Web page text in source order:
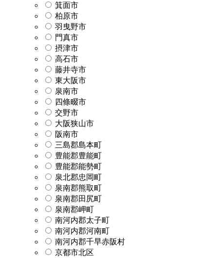
箕面市
柏原市
羽曳野市
門真市
摂津市
高石市
藤井寺市
東大阪市
泉南市
四條畷市
交野市
大阪狭山市
阪南市
三島郡島本町
豊能郡豊能町
豊能郡能勢町
泉北郡忠岡町
泉南郡熊取町
泉南郡田尻町
泉南郡岬町
南河内郡太子町
南河内郡河南町
南河内郡千早赤阪村
京都市北区